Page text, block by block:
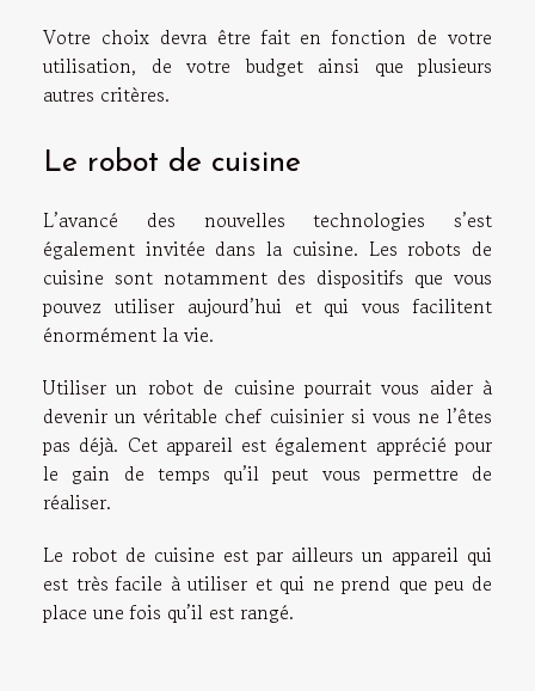
Votre choix devra être fait en fonction de votre
utilisation, de votre budget ainsi que plusieurs
autres critères.
Le robot de cuisine
L’avancé des nouvelles technologies s’est
également invitée dans la cuisine. Les robots de
cuisine sont notamment des dispositifs que vous
pouvez utiliser aujourd’hui et qui vous facilitent
énormément la vie.
Utiliser un robot de cuisine pourrait vous aider à
devenir un véritable chef cuisinier si vous ne l’êtes
pas déjà. Cet appareil est également apprécié pour
le gain de temps qu’il peut vous permettre de
réaliser.
Le robot de cuisine est par ailleurs un appareil qui
est très facile à utiliser et qui ne prend que peu de
place une fois qu’il est rangé.